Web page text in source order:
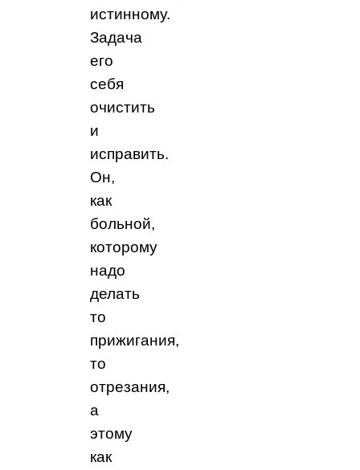
истинному.
Задача
его
себя
очистить
и
исправить.
Он,
как
больной,
которому
надо
делать
то
прижигания,
то
отрезания,
а
этому
как